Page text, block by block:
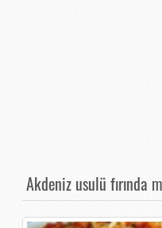
Akdeniz usulü fırında